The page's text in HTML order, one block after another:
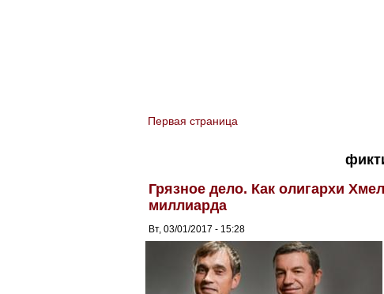
You are here
Первая страница
Грязное дело. Как олигархи
миллиарда
Вт, 03/01/2017 - 15:28